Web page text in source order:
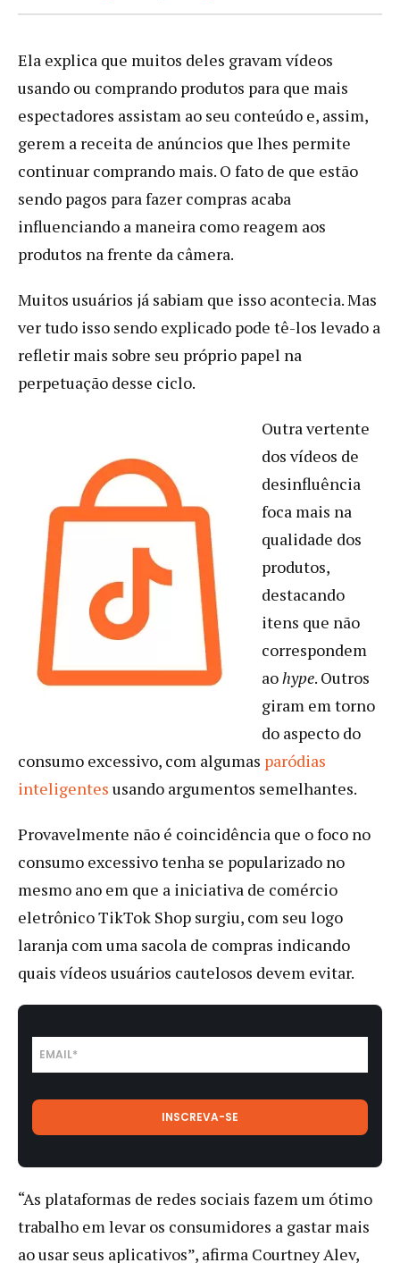
Ela explica que muitos deles gravam vídeos
usando ou comprando produtos para que mais
espectadores assistam ao seu conteúdo e, assim,
gerem a receita de anúncios que lhes permite
continuar comprando mais. O fato de que estão
sendo pagos para fazer compras acaba
influenciando a maneira como reagem aos
produtos na frente da câmera.
Muitos usuários já sabiam que isso acontecia. Mas
ver tudo isso sendo explicado pode tê-los levado a
refletir mais sobre seu próprio papel na
perpetuação desse ciclo.
Outra vertente
dos vídeos de
desinfluência
foca mais na
qualidade dos
produtos,
destacando
itens que não
correspondem
aohype. Outros
giram em torno
do aspecto do
consumo excessivo, com algumas paródias
inteligentes usando argumentos semelhantes.
Provavelmente não é coincidência que o foco no
consumo excessivo tenha se popularizado no
mesmo ano em que a iniciativa de comércio
eletrônico TikTok Shop surgiu, com seu logo
laranja com uma sacola de compras indicando
quais vídeos usuários cautelosos devem evitar.
“As plataformas de redes sociais fazem um ótimo
trabalho em levar os consumidores a gastar mais
ao usar seus aplicativos”, afirma Courtney Alev,